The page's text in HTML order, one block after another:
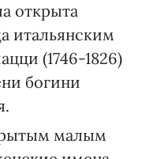
открыта
итальянским
(1746-1826)
богини
малым